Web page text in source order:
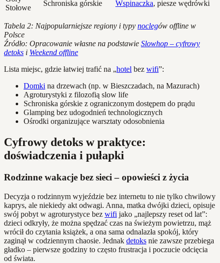
Stołowe
Schroniska górskie Wspinaczka, piesze wędrówki
Tabela 2: Najpopularniejsze regiony i typy noclegów offline w
Polsce
Źródło: Opracowanie własne na podstawie Slowhop – cyfrowy
detoks i Weekend offline
Lista miejsc, gdzie łatwiej trafić na „hotel bez wifi”:
Domki na drzewach (np. w Bieszczadach, na Mazurach)
Agroturystyki z filozofią slow life
Schroniska górskie z ograniczonym dostępem do prądu
Glamping bez udogodnień technologicznych
Ośrodki organizujące warsztaty odosobnienia
Cyfrowy detoks w praktyce:
doświadczenia i pułapki
Rodzinne wakacje bez sieci – opowieści z życia
Decyzja o rodzinnym wyjeździe bez internetu to nie tylko chwilowy
kaprys, ale niekiedy akt odwagi. Anna, matka dwójki dzieci, opisuje
swój pobyt w agroturystyce bez wifi jako „najlepszy reset od lat”:
dzieci odkryły, że można spędzać czas na świeżym powietrzu, mąż
wrócił do czytania książek, a ona sama odnalazła spokój, który
zaginął w codziennym chaosie. Jednak detoks nie zawsze przebiega
gładko – pierwsze godziny to często frustracja i poczucie odcięcia
od świata.